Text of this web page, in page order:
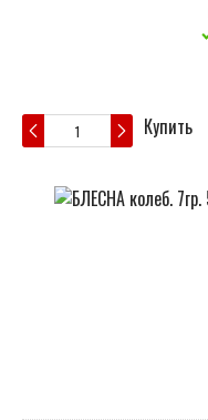
Купить